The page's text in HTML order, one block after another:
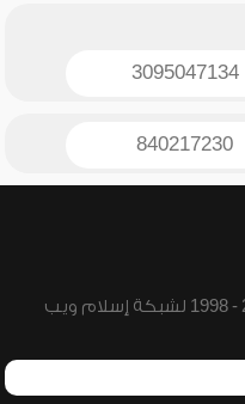
3095047134
840217230